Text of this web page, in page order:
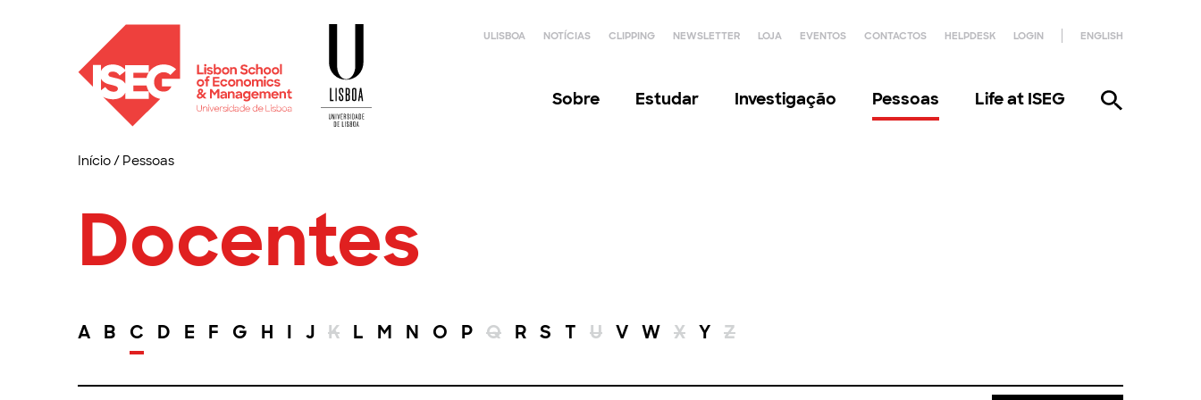
ULISBOA NOTÍCIAS CLIPPING NEWSLETTER LOJA EVENTOS CONTACTOS HELPDESK LOGIN ENGLISH
Sobre Estudar Investigação Pessoas Life at ISEG
Início/ Pessoas
Docentes
A B C D E F G H I J K L M N O P Q R S T U V W X Y Z